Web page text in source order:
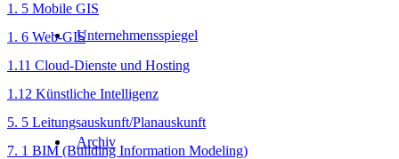
Unternehmensspiegel
Archiv
1. 5 Mobile GIS
1. 6 Web-GIS
1.11 Cloud-Dienste und Hosting
1.12 Künstliche Intelligenz
5. 5 Leitungsauskunft/Planauskunft
7. 1 BIM (Building Information Modeling)